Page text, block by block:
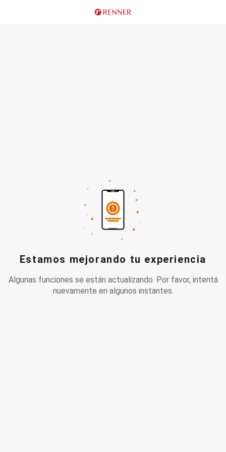
Estamos mejorando tu experiencia
Algunas funciones se están actualizando. Por favor, intentá
nuevamente en algunos instantes.